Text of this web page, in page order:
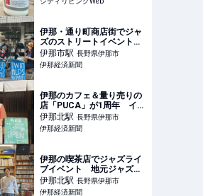
伊那・通り町商店街でジャ
ズのストリートイベント
今年は最多44組出演
伊那市駅 長野県伊那市
伊那経済新聞
伊那のカフェ＆量り売りの
店「PUCA」が1周年 イベ
ント出店も
伊那北駅 長野県伊那市
伊那経済新聞
伊那の喫茶店でジャズライ
ブイベント 地元ジャズ愛
好家が演奏
伊那北駅 長野県伊那市
伊那経済新聞